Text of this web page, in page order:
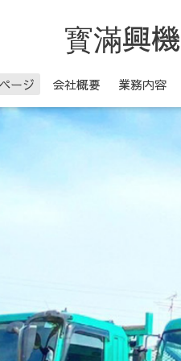
寳滿興
ージ 会社概要 業務内容